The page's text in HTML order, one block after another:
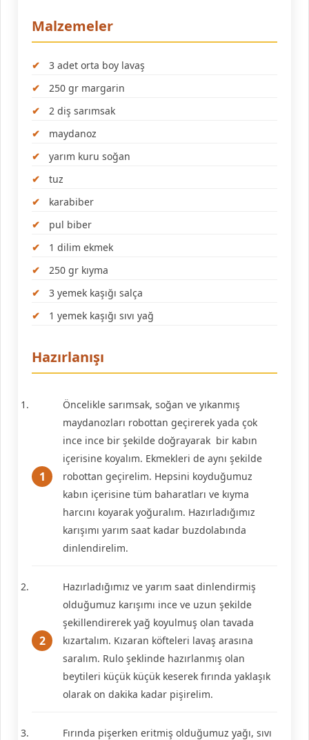
Malzemeler
3 adet orta boy lavaş
250 gr margarin
2 diş sarımsak
maydanoz
yarım kuru soğan
tuz
karabiber
pul biber
1 dilim ekmek
250 gr kıyma
3 yemek kaşığı salça
1 yemek kaşığı sıvı yağ
Hazırlanışı
Öncelikle sarımsak, soğan ve yıkanmış
maydanozları robottan geçirerek yada çok
ince ince bir şekilde doğrayarak bir kabın
içerisine koyalım. Ekmekleri de aynı şekilde
robottan geçirelim. Hepsini koyduğumuz
kabın içerisine tüm baharatları ve kıyma
harcını koyarak yoğuralım. Hazırladığımız
karışımı yarım saat kadar buzdolabında
dinlendirelim.
Hazırladığımız ve yarım saat dinlendirmiş
olduğumuz karışımı ince ve uzun şekilde
şekillendirerek yağ koyulmuş olan tavada
kızartalım. Kızaran köfteleri lavaş arasına
saralım. Rulo şeklinde hazırlanmış olan
beytileri küçük küçük keserek fırında yaklaşık
olarak on dakika kadar pişirelim.
Fırında pişerken eritmiş olduğumuz yağı, sıvı